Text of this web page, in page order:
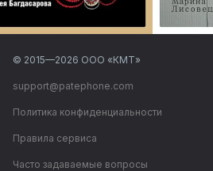
© 2015—2026 ООО «КМТ»
support@patephone.com
Политика конфиденциальности
Правила сервиса
Часто задаваемые вопросы